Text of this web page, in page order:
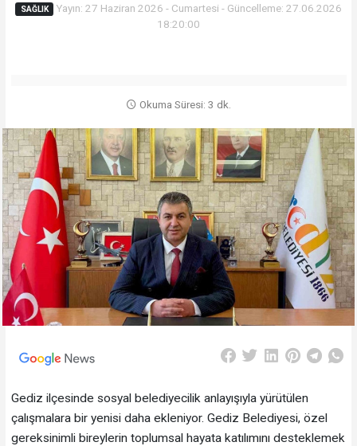
SAĞLIK
Yayın: 27 Haziran 2026 - Cumartesi - Güncelleme: 27.06.2026
18:20:00
Okuma Süresi: 3 dk.
Gediz ilçesinde sosyal belediyecilik anlayışıyla yürütülen
çalışmalara bir yenisi daha ekleniyor. Gediz Belediyesi, özel
gereksinimli bireylerin toplumsal hayata katılımını desteklemek